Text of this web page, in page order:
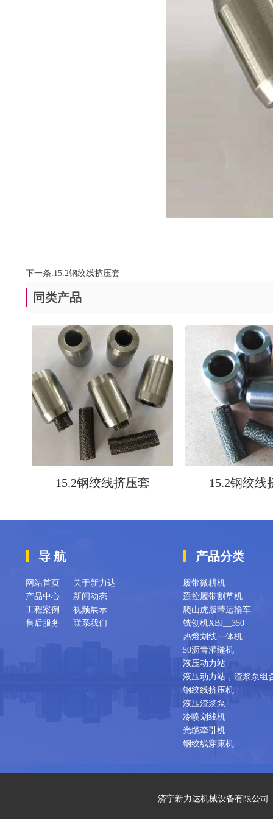
下一条:15.2钢绞线挤压套
同类产品
15.2钢绞线挤压套 15.2钢绞线
导 航
网站首页
关于新力达
产品中心
新闻动态
工程案例
视频展示
售后服务
联系我们
产品分类
履带微耕机
遥控履带割草机
爬山虎履带运输车
铣刨机XBJ__350
热熔划线一体机
50沥青灌缝机
液压动力站
液压动力站，渣浆泵组
钢绞线挤压机
液压渣浆泵
冷喷划线机
光缆牵引机
钢绞线穿束机
济宁新力达机械设备有限公司